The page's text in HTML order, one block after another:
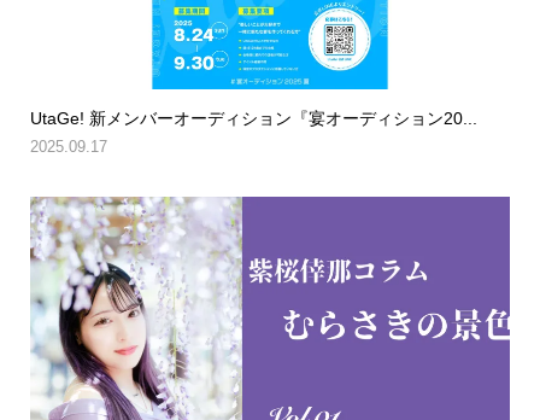
UtaGe! 新メンバーオーディション『宴オーディション20...
2025.09.17